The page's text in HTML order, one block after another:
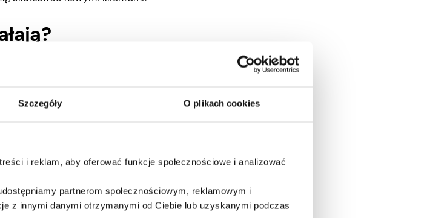
Szczegóły O plikach cookies
i reklam, aby oferować funkcje społecznościowe i analizować
partnerom społecznościowym, reklamowym i
z innymi danymi otrzymanymi od Ciebie lub uzyskanymi podczas
to wpaść do lokalnego sklepu lub kupić
opcjach, sprzedawcy i firmy tworzą
klientów. Ale to tylko jedna strona tego
marketingowe stały się standardem,
znajdziemy interesującą nas reklamę,
firmy mogą napędzać wzrost, budować
polecające wypadają w porównaniu ze